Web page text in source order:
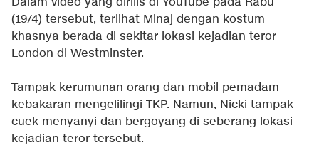
(19/4) tersebut, terlihat Minaj dengan kostum
khasnya berada di sekitar lokasi kejadian teror
London di Westminster.
Tampak kerumunan orang dan mobil pemadam
kebakaran mengelilingi TKP. Namun, Nicki tampak
cuek menyanyi dan bergoyang di seberang lokasi
kejadian teror tersebut.